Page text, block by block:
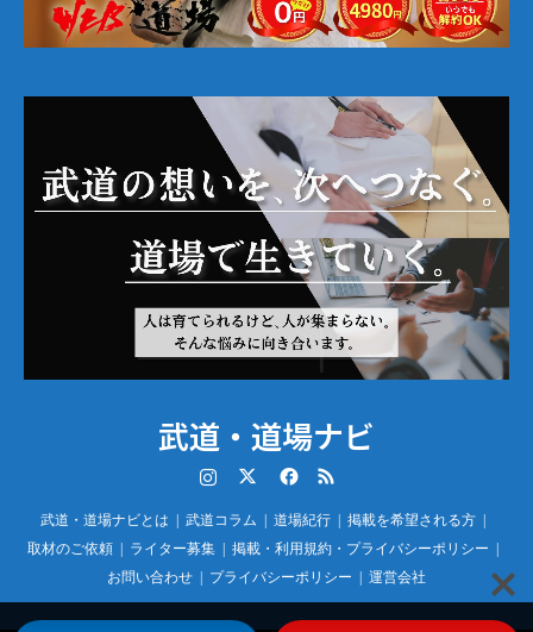
武道・道場ナビ
RSS
武道・道場ナビとは 武道コラム 道場紀行
掲載を希望される方
取材のご依頼
ライター募集
掲載・利用規約・プライバシーポリシー
お問い合わせ
プライバシーポリシー 運営会社